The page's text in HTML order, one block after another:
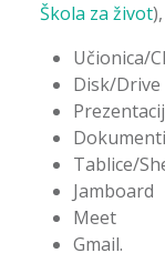
Škola za život
Učionica/
Disk/Drive
Tablice/
Jamboard
Meet
Gmail.